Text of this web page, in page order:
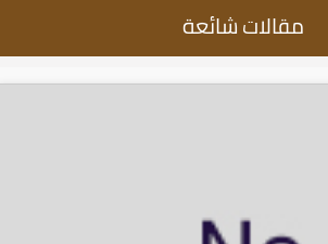
مقالات شائعة